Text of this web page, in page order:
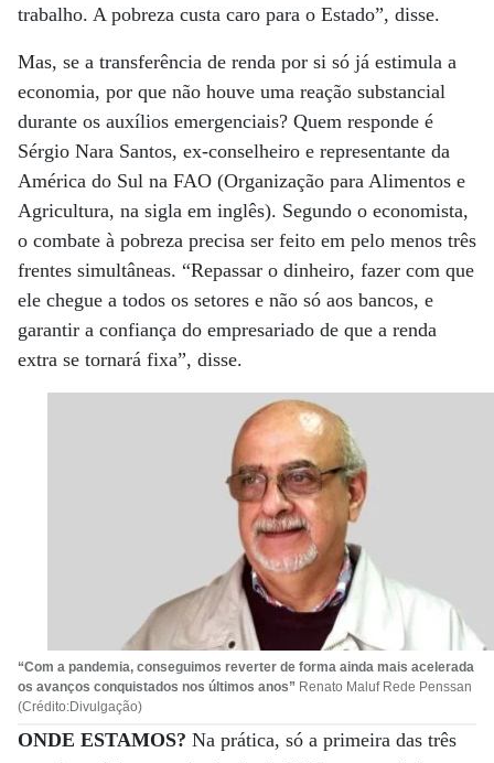
trabalho. A pobreza custa caro para o Estado”, disse.
Mas, se a transferência de renda por si só já estimula a
economia, por que não houve uma reação substancial
durante os auxílios emergenciais? Quem responde é
Sérgio Nara Santos, ex-conselheiro e representante da
América do Sul na FAO (Organização para Alimentos e
Agricultura, na sigla em inglês). Segundo o economista,
o combate à pobreza precisa ser feito em pelo menos três
frentes simultâneas. “Repassar o dinheiro, fazer com que
ele chegue a todos os setores e não só aos bancos, e
garantir a confiança do empresariado de que a renda
extra se tornará fixa”, disse.
“Com a pandemia, conseguimos reverter de forma ainda mais acelerada
os avanços conquistados nos últimos anos” Renato Maluf Rede Penssan
(Crédito:Divulgação)
ONDE ESTAMOS? Na prática, só a primeira das três